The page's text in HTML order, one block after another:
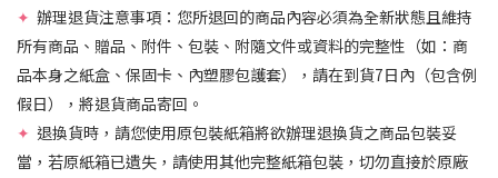
✦ 辦理退貨注意事項：您所退回的商品內容必須為全新狀態且維持
所有商品、贈品、附件、包裝、附隨文件或資料的完整性（如：商
品本身之紙盒、保固卡、內塑膠包護套），請在到貨7日內（包含例
假日），將退貨商品寄回。
✦ 退換貨時，請您使用原包裝紙箱將欲辦理退換貨之商品包裝妥
當，若原紙箱已遺失，請使用其他完整紙箱包裝，切勿直接於原廠